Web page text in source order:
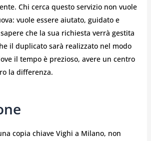
Chi cerca questo servizio non vuole
vuole essere aiutato, guidato e
che la sua richiesta verrà gestita
il duplicato sarà realizzato nel modo
il tempo è prezioso, avere un centro
la differenza.
copia chiave Vighi a Milano, non